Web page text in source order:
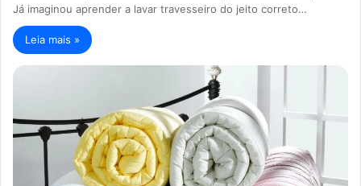
Já imaginou aprender a lavar travesseiro do jeito correto…
Leia mais »